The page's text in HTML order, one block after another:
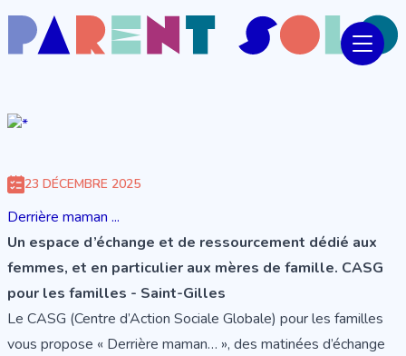
23 DÉCEMBRE 2025
Derrière maman ...
Un espace d’échange et de ressourcement dédié aux
femmes, et en particulier aux mères de famille. CASG
pour les familles - Saint-Gilles
Le CASG (Centre d’Action Sociale Globale) pour les familles
vous propose « Derrière maman… », des matinées d’échange